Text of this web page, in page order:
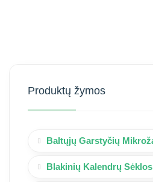
Produktų žymos
Baltųjų Garstyčių
Blakinių Kalendrų Sėklos